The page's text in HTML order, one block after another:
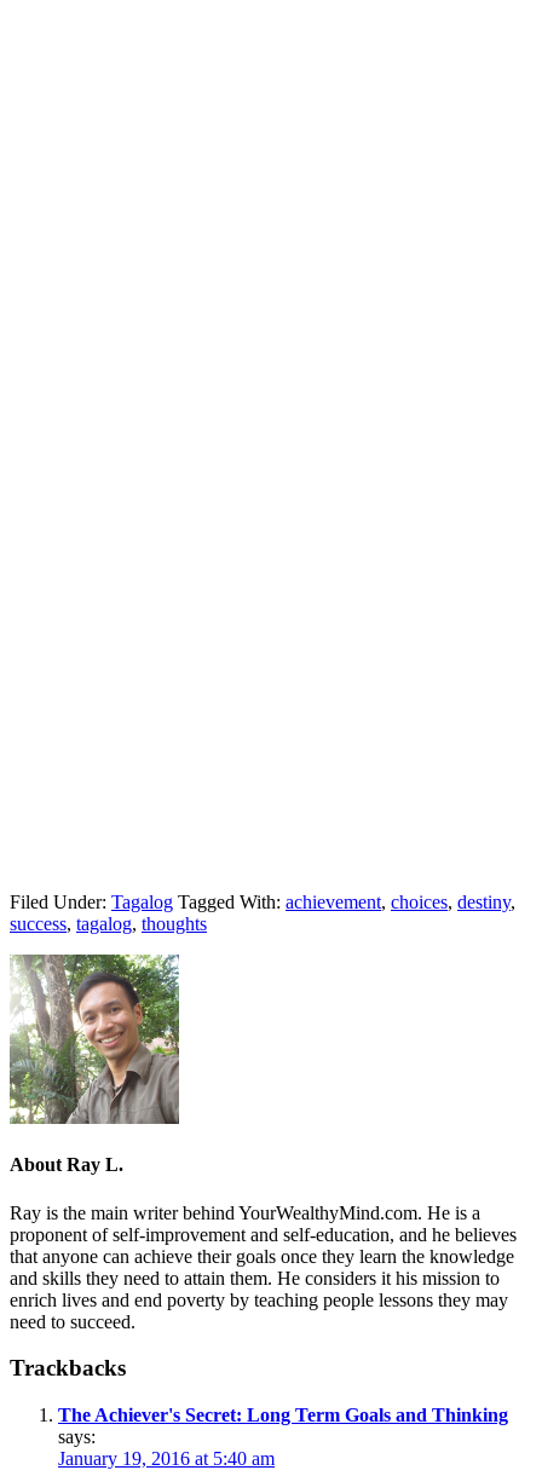
Filed Under: Tagalog Tagged With: achievement, choices, destiny,
success, tagalog, thoughts
About Ray L.
Ray is the main writer behind YourWealthyMind.com. He is a
proponent of self-improvement and self-education, and he believes
that anyone can achieve their goals once they learn the knowledge
and skills they need to attain them. He considers it his mission to
enrich lives and end poverty by teaching people lessons they may
need to succeed.
Trackbacks
The Achiever's Secret: Long Term Goals and Thinking
says:
January 19, 2016 at 5:40 am